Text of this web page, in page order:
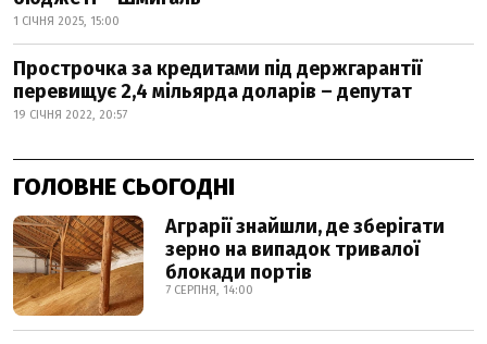
1 СІЧНЯ 2025, 15:00
Прострочка за кредитами під держгарантії
перевищує 2,4 мільярда доларів – депутат
19 СІЧНЯ 2022, 20:57
ГОЛОВНЕ СЬОГОДНІ
Аграрії знайшли, де зберігати
зерно на випадок тривалої
блокади портів
7 СЕРПНЯ, 14:00